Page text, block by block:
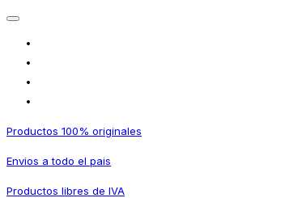
Productos 100% originales
Envios a todo el pais
Productos libres de IVA